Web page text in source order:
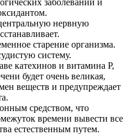
заболеваний и
нервную
старение организма.
систему.
катехинов и витамина P,
будет очень великая,
веществ и предупреждает
средством, что
времени вывести все
естественным путем.